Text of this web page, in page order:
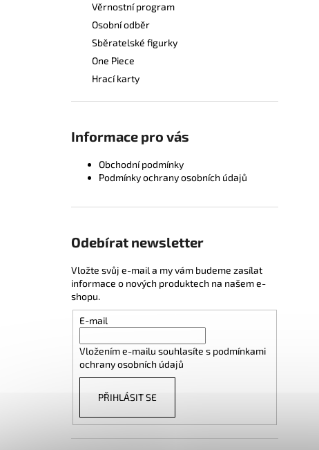
Věrnostní program
Osobní odběr
Sběratelské figurky
One Piece
Hrací karty
Informace pro vás
Obchodní podmínky
Podmínky ochrany osobních údajů
Odebírat newsletter
Vložte svůj e-mail a my vám budeme zasílat
informace o nových produktech na našem e-
shopu.
E-mail
Vložením e-mailu souhlasíte s podmínkami
ochrany osobních údajů
PŘIHLÁSIT SE